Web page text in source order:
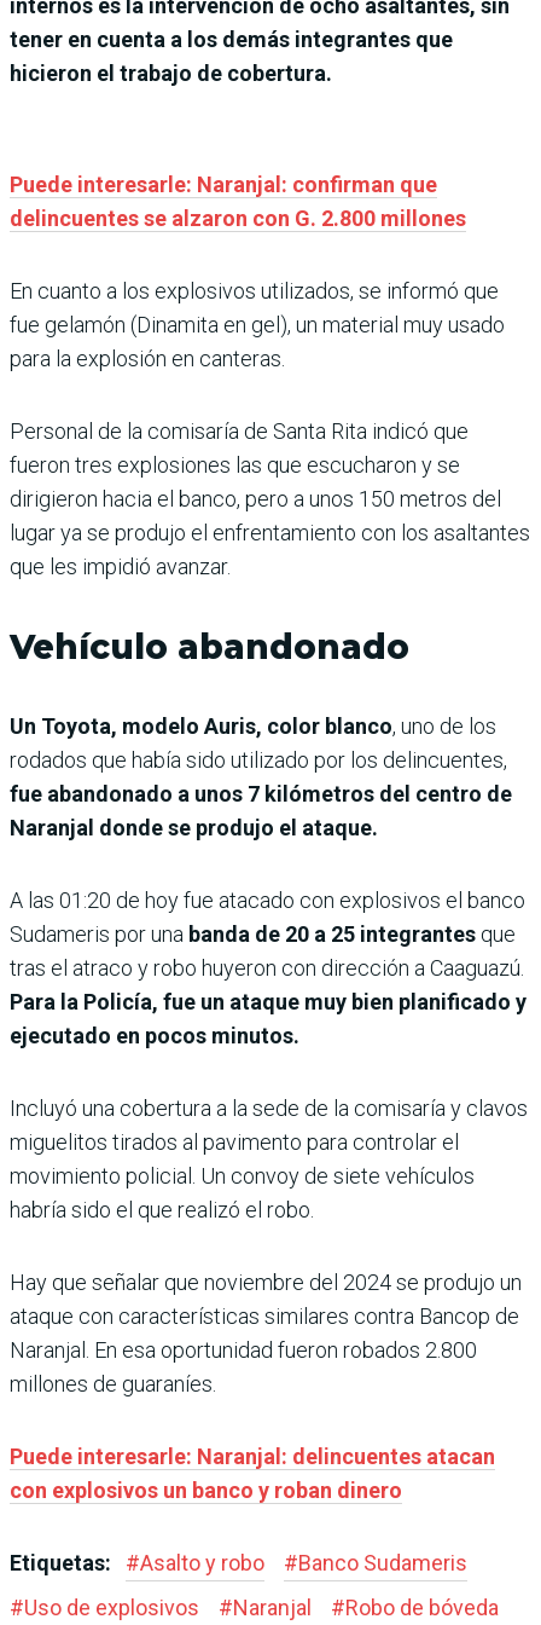
internos es la intervención de ocho asaltantes, sin
tener en cuenta a los demás integrantes que
hicieron el trabajo de cobertura.
Puede interesarle: Naranjal: confirman que
delincuentes se alzaron con G. 2.800 millones
En cuanto a los explosivos utilizados, se informó que
fue gelamón (Dinamita en gel), un material muy usado
para la explosión en canteras.
Personal de la comisaría de Santa Rita indicó que
fueron tres explosiones las que escucharon y se
dirigieron hacia el banco, pero a unos 150 metros del
lugar ya se produjo el enfrentamiento con los asaltantes
que les impidió avanzar.
Vehículo abandonado
Un Toyota, modelo Auris, color blanco, uno de los
rodados que había sido utilizado por los delincuentes,
fue abandonado a unos 7 kilómetros del centro de
Naranjal donde se produjo el ataque.
A las 01:20 de hoy fue atacado con explosivos el banco
Sudameris por una banda de 20 a 25 integrantes que
tras el atraco y robo huyeron con dirección a Caaguazú.
Para la Policía, fue un ataque muy bien planificado y
ejecutado en pocos minutos.
Incluyó una cobertura a la sede de la comisaría y clavos
miguelitos tirados al pavimento para controlar el
movimiento policial. Un convoy de siete vehículos
habría sido el que realizó el robo.
Hay que señalar que noviembre del 2024 se produjo un
ataque con características similares contra Bancop de
Naranjal. En esa oportunidad fueron robados 2.800
millones de guaraníes.
Puede interesarle: Naranjal: delincuentes atacan
con explosivos un banco y roban dinero
Etiquetas: #Asalto y robo #Banco Sudameris
#Uso de explosivos #Naranjal #Robo de bóveda